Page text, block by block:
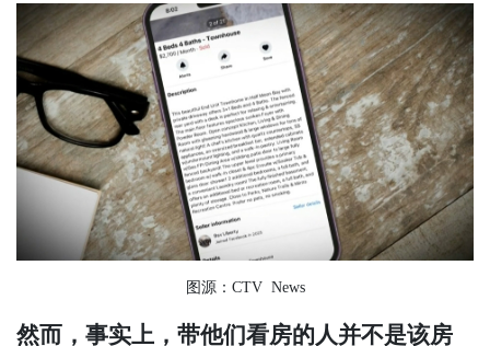
图源：CTV News
然而，事实上，带他们看房的人并不是该房